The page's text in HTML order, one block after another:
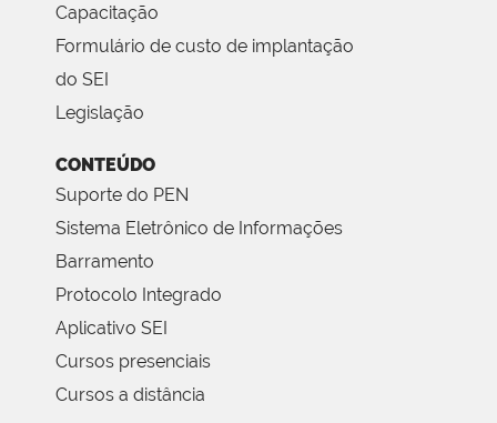
Capacitação
Formulário de custo de implantação
do SEI
Legislação
CONTEÚDO
Suporte do PEN
Sistema Eletrônico de Informações
Barramento
Protocolo Integrado
Aplicativo SEI
Cursos presenciais
Cursos a distância